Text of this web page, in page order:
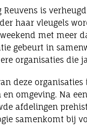
Reuvens is
haar vleugels
met meer
gebeurt in
organisaties die
deze
en omgeving. Na
afdelingen
samenkomt bij